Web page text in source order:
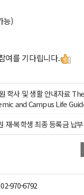
능)
여를 기다립니다.
학사 및 생활 안내자료
and Campus Life
·복학생 최종 등록금 납
970-6792